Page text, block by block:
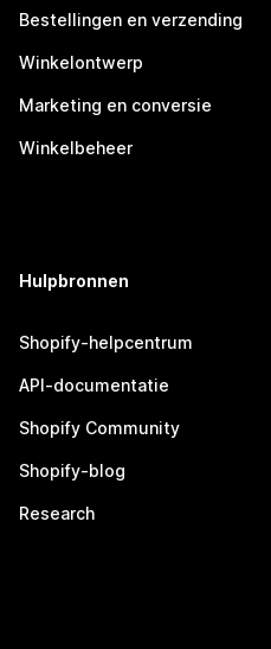
Bestellingen en verzending
Winkelontwerp
Marketing en conversie
Winkelbeheer
Hulpbronnen
Shopify-helpcentrum
API-documentatie
Shopify Community
Shopify-blog
Research